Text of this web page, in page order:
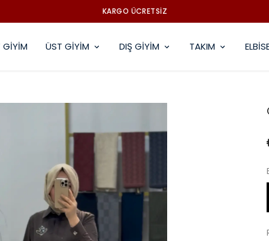
KARGO ÜCRETSİZ
GİYİM ÜST GİYİM DIŞ GİYİM TAKIM